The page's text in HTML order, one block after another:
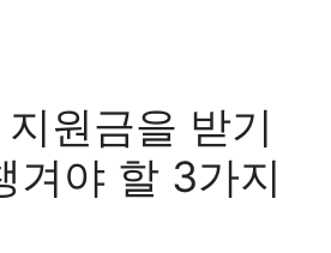
원금을 받기
겨야 할 3가지